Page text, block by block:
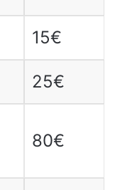
15€
25€
80€